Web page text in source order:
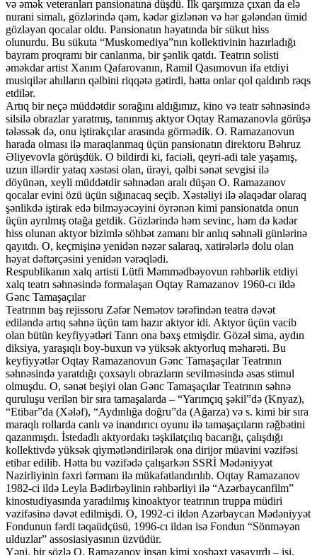
və əmək veteranları pansionatına düşdü. İlk qarşımıza çıxan da elə
nurani simalı, gözlərində qəm, kədər gizlənən və hər gələndən ümid
gözləyən qocalar oldu. Pansionatın həyatında bir sükut hiss
olunurdu. Bu sükuta “Muskomediya”nın kollektivinin hazırladığı
bayram proqramı bir canlanma, bir şənlik qatdı. Teatrın solisti
əməkdar artist Xanım Qafarovanın, Ramil Qasımovun ifa etdiyi
musiqilər ahılların qəlbini riqqətə gətirdi, hətta onlar qol qaldırıb rəqs
etdilər.
Artıq bir neçə müddətdir sorağını aldığımız, kino və teatr səhnəsində
silsilə obrazlar yaratmış, tanınmış aktyor Oqtay Ramazanovla görüşə
tələssək də, onu iştirakçılar arasında görmədik. O. Ramazanovun
harada olması ilə maraqlanmaq üçün pansionatın direktoru Bəhruz
Əliyevovla görüşdük. O bildirdi ki, faciəli, qeyri-adi tale yaşamış,
uzun illərdir yataq xəstəsi olan, ürəyi, qəlbi sənət sevgisi ilə
döyünən, xeyli müddətdir səhnədən aralı düşən O. Ramazanov
qocalar evini özü üçün sığınacaq seçib. Xəstəliyi ilə əlaqədar olaraq
şənlikdə iştirak edə bilməyəcəyini öyrənən kimi pansionatda onun
üçün ayrılmış otağa getdik. Gözlərində həm sevinc, həm də kədər
hiss olunan aktyor bizimlə söhbət zamanı bir anlıq səhnəli günlərinə
qayıtdı. O, keçmişinə yenidən nəzər salaraq, xatirələrlə dolu olan
həyat dəftərçəsini yenidən vərəqlədi.
Respublikanın xalq artisti Lütfi Məmmədbəyovun rəhbərlik etdiyi
xalq teatrı səhnəsində formalaşan Oqtay Ramazanov 1960-cı ildə
Gənc Tamaşaçılar
Teatrının baş rejissoru Zəfər Nemətov tərəfindən teatra dəvət
ediləndə artıq səhnə üçün tam hazır aktyor idi. Aktyor üçün vacib
olan bütün keyfiyyətləri Tanrı ona bəxş etmişdir. Gözəl sima, aydın
diksiya, yaraşıqlı boy-buxun və yüksək aktyorluq məharəti. Bu
keyfiyyətlər Oqtay Ramazanovun Gənc Tamaşaçılar Teatrının
səhnəsində yaratdığı çoxsaylı obrazların sevilməsində əsas stimul
olmuşdu. O, sənət beşiyi olan Gənc Tamaşaçılar Teatrının səhnə
quruluşu verilən bir sıra tamaşalarda – “Yarımçıq şəkil”də (Knyaz),
“Etibar”da (Xələf), “Aydınlığa doğru”da (Ağarza) və s. kimi bir sıra
maraqlı rollarda canlı və inandırıcı oyunu ilə tamaşaçıların rəğbətini
qazanmışdı. İstedadlı aktyordakı təşkilatçılıq bacarığı, çalışdığı
kollektivdə yüksək qiymətləndirilərək ona dirijor müavini vəzifəsi
etibar edilib. Hətta bu vəzifədə çalışarkən SSRİ Mədəniyyət
Nazirliyinin fəxri fərmanı ilə mükafatlandırılıb. Oqtay Ramazanov
1982-ci ildə Leyla Bədirbəylinin rəhbərliyi ilə “Azərbaycanfilm”
kinostudiyasında yaradılmış kinoaktyor teatrının truppa müdiri
vəzifəsinə dəvət edilmişdi. O, 1992-ci ildən Azərbaycan Mədəniyyət
Fondunun fərdi təqaüdçüsü, 1996-cı ildən isə Fondun “Sönməyən
ulduzlar” assosiasiyasının üzvüdür.
Yəni, bir sözlə O. Ramazanov insan kimi xoşbəxt yaşayırdı – işi,